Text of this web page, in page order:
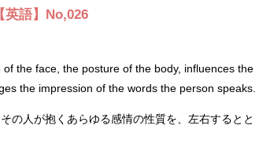
英語】No,026
the face, the posture of the body, influences the
the impression of the words the person speaks.
の人が抱くあらゆる感情の性質を、左右するとと